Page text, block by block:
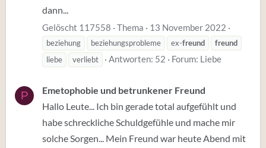
dann...
Gelöscht 117558 Thema 13 November 2022
beziehung beziehungsprobleme ex-freund
freund
liebe
verliebt Antworten: 52 Forum: Liebe
P
Emetophobie und betrunkener Freund
Hallo Leute... Ich bin gerade total aufgefühlt und
habe schreckliche Schuldgefühle und mache mir
solche Sorgen... Mein Freund war heute Abend mit